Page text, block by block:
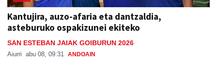
Kantujira, auzo-afaria eta dantzaldia,
asteburuko ospakizunei ekiteko
SAN ESTEBAN JAIAK GOIBURUN 2026
Aiurri abu 08, 09:31 ANDOAIN